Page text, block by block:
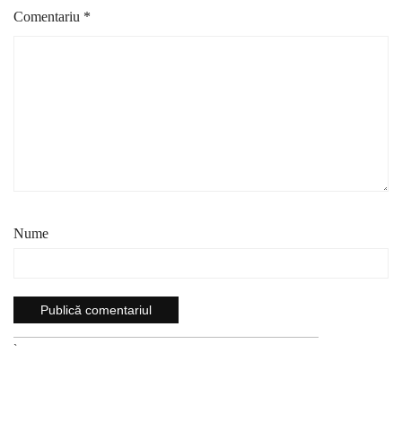
Comentariu *
Nume
`